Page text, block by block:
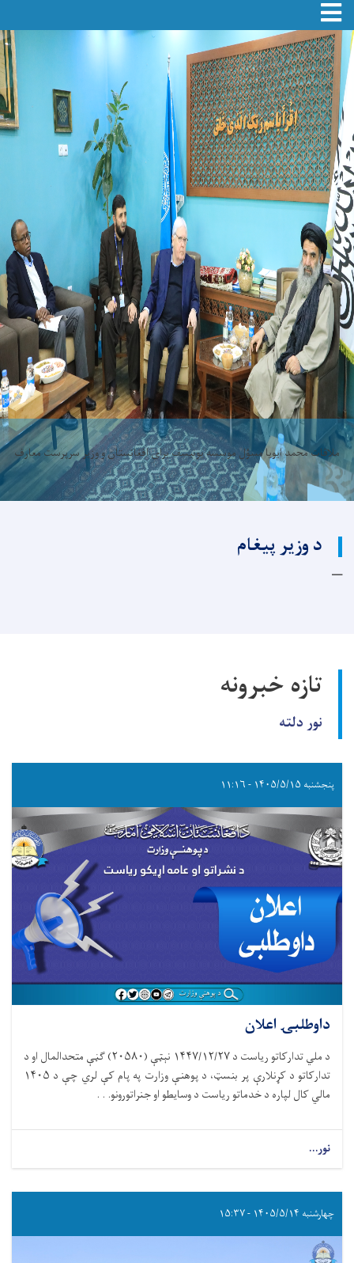
اصلي
منځپانګه
دانګل
Toggle navigation
ملاقات محمد ایویا مسؤل موسسه یونیسف برای افغانستان و وزیر سرپرست معارف
د وزیر پیغام
تازه خبرونه
نور دلته
پنجشنبه ۱۴۰۵/۵/۱۵ - ۱۱:۱۶
داوطلبۍ اعلان
د ملي تدارکاتو ریاست د ۱۴۴۷/۱۲/۲۷ نېټې (۲۰۵۸۰) ګڼې متحدالمال او د
تدارکاتو د کړنلارې پر بنسټ، د پوهنې وزارت په پام کې لري چې د ۱۴۰۵
مالي کال لپاره د خدماتو ریاست د وسایطو او جنراتورونو. . .
نور...
چهارشنبه ۱۴۰۵/۵/۱۴ - ۱۵:۳۷